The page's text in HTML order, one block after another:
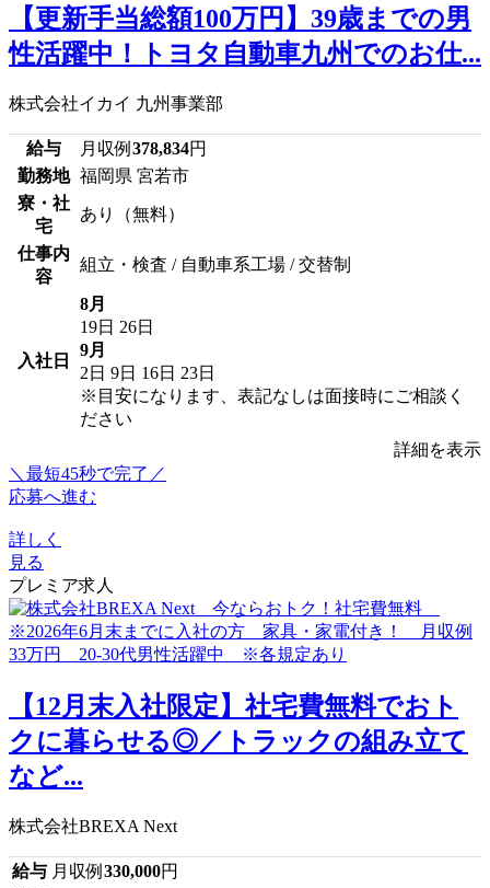
【更新手当総額100万円】39歳までの男
性活躍中！トヨタ自動車九州でのお仕...
株式会社イカイ 九州事業部
給与 月収例 378,834円
勤務地 福岡県 宮若市
寮・社
宅
あり（無料）
仕事内
容
組立・検査 / 自動車系工場 / 交替制
入社日
8月
19日 26日
9月
2日 9日 16日 23日
※目安になります、表記なしは面接時にご相談く
ださい
詳細を表示
＼最短45秒で完了／
応募へ進む
詳しく
見る
プレミア求人
【12月末入社限定】社宅費無料でおト
クに暮らせる◎／トラックの組み立て
など...
株式会社BREXA Next
給与 月収例 330,000円